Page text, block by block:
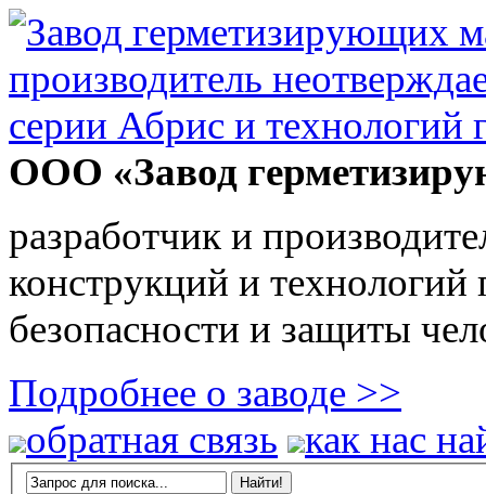
ООО «Завод
разработчик и
конструкций и
безопасности и защиты
Подробнее о заводе >>
обратная связь
как нас